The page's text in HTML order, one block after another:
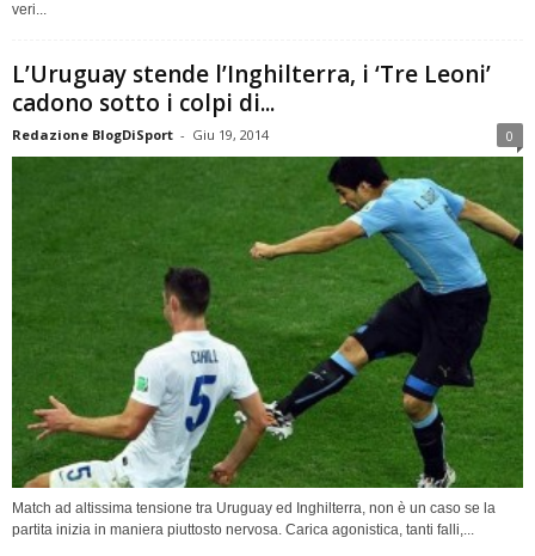
veri...
L’Uruguay stende l’Inghilterra, i ‘Tre Leoni’
cadono sotto i colpi di...
Redazione BlogDiSport - Giu 19, 2014 0
Match ad altissima tensione tra Uruguay ed Inghilterra, non è un caso se la
partita inizia in maniera piuttosto nervosa. Carica agonistica, tanti falli,...